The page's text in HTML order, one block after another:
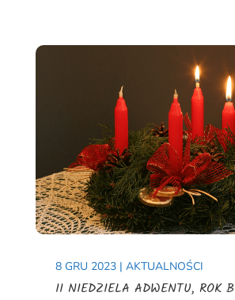
8 GRU 2023| AKTUALNOŚCI
II NIEDZIELA ADWENTU, ROK B